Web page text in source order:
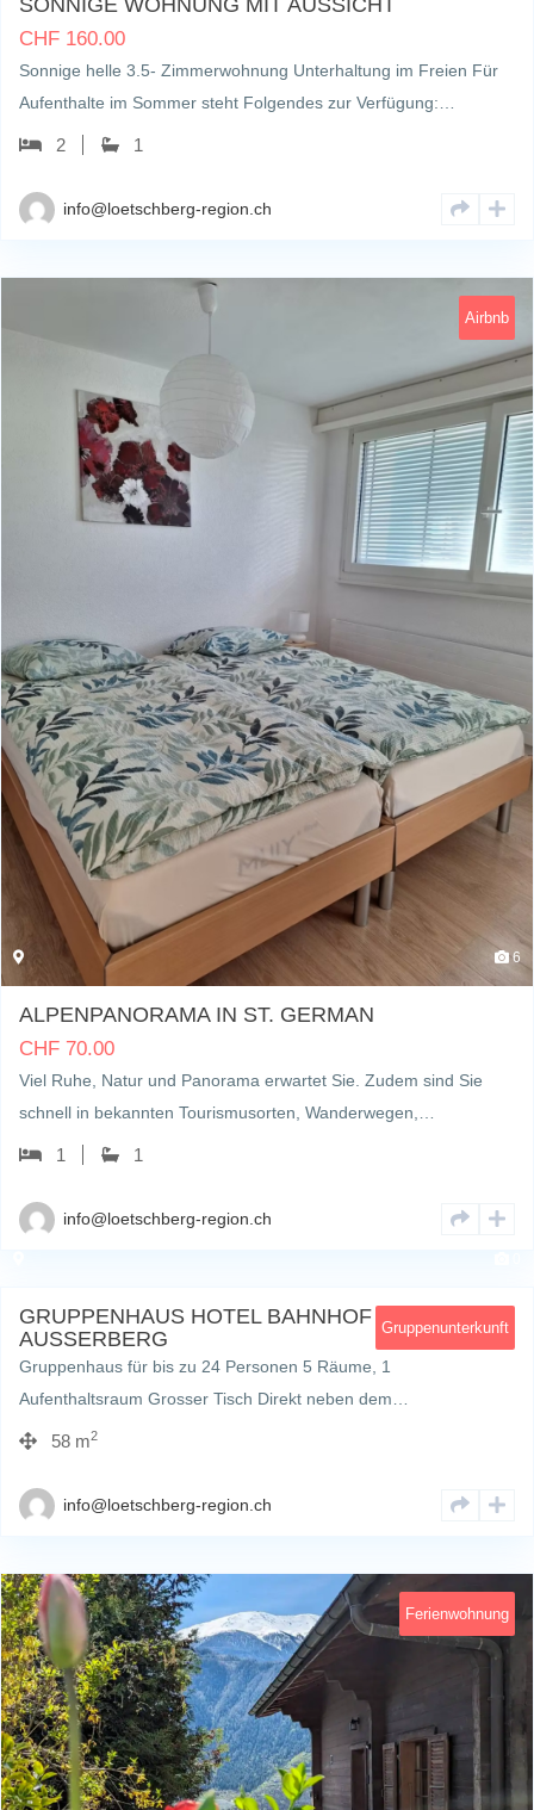
CHF 160.00
Sonnige helle 3.5- Zimmerwohnung Unterhaltung im Freien Für
Aufenthalte im Sommer steht Folgendes zur Verfügung:…
2 1
info@loetschberg-region.ch
Airbnb
6
ALPENPANORAMA IN ST. GERMAN
CHF 70.00
Viel Ruhe, Natur und Panorama erwartet Sie. Zudem sind Sie
schnell in bekannten Tourismusorten, Wanderwegen,…
1 1
info@loetschberg-region.ch
Gruppenunterkunft
GRUPPENHAUS HOTEL BAHNHOF
AUSSERBERG
Gruppenhaus für bis zu 24 Personen 5 Räume, 1
Aufenthaltsraum Grosser Tisch Direkt neben dem…
58 m2
info@loetschberg-region.ch
Ferienwohnung